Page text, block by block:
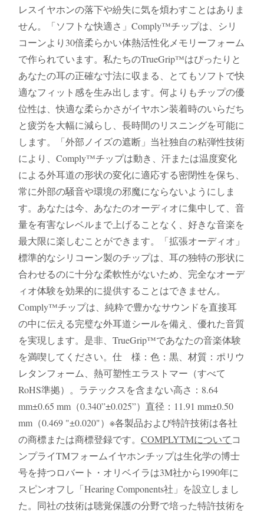
レスイヤホンの落下や紛失に気を煩わすことはありま
せん。「ソフトな快適さ」Comply™チップは、シリ
コーンより30倍柔らかい体熱活性化メモリーフォーム
で作られています。私たちのTrueGrip™はぴったりと
あなたの耳の正確な寸法に収まる、とてもソフトで快
適なフィット感を生み出します。何よりもチップの優
位性は、快適な柔らかさがイヤホン装着時のいらだち
と疲労を大幅に減らし、長時間のリスニングを可能に
します。「外部ノイズの遮断」当社独自の粘弾性技術
により、Comply™チップは動き、汗または温度変化
による外耳道の形状の変化に適応する密閉性を保ち、
常に外部の騒音や環境の邪魔にならないようにしま
す。あなたは今、あなたのオーディオに集中して、音
量を有害なレベルまで上げることなく、好きな音楽を
最大限に楽しむことができます。「拡張オーディオ」
標準的なシリコーン製のチップは、耳の独特の形状に
合わせるのに十分な柔軟性がないため、完全なオーデ
ィオ体験を効果的に提供することはできません。
Comply™チップは、純粋で豊かなサウンドを直接耳
の中に伝える完璧な外耳道シールを備え、優れた音質
を実現します。是非、TrueGrip™であなたの音楽体験
を満喫してください。仕 様：色：黒、材質：ポリウ
レタンフォーム、熱可塑性エラストマー（すべて
RoHS準拠）。ラテックスを含まない高さ：8.64
mm±0.65 mm（0.340”±0.025”）直径：11.91 mm±0.50
mm（0.469 "±0.020"）※各製品および特許技術は各社
の商標または商標登録です。COMPLYTMについてコ
ンプライTMフォームイヤホンチップは生化学の博士
号を持つロバート・オリベイラは3M社から1990年に
スピンオフし「Hearing Components社」を設立しまし
た。同社の技術は聴覚保護の分野で培った特許技術を